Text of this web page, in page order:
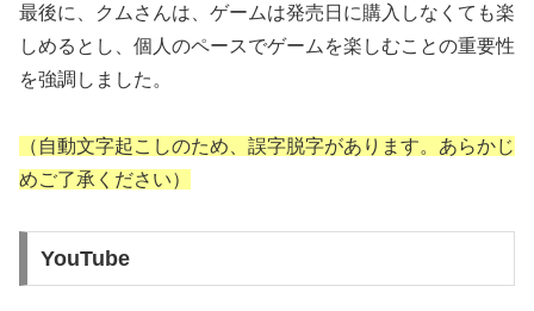
最後に、クムさんは、ゲームは発売日に購入しなくても楽
しめるとし、個人のペースでゲームを楽しむことの重要性
を強調しました。
（自動文字起こしのため、誤字脱字があります。あらかじ
めご了承ください）
YouTube